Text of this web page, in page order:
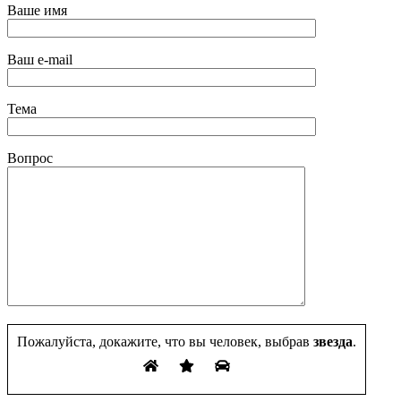
Ваше имя
Ваш e-mail
Тема
Вопрос
Пожалуйста, докажите, что вы человек, выбрав звезда.